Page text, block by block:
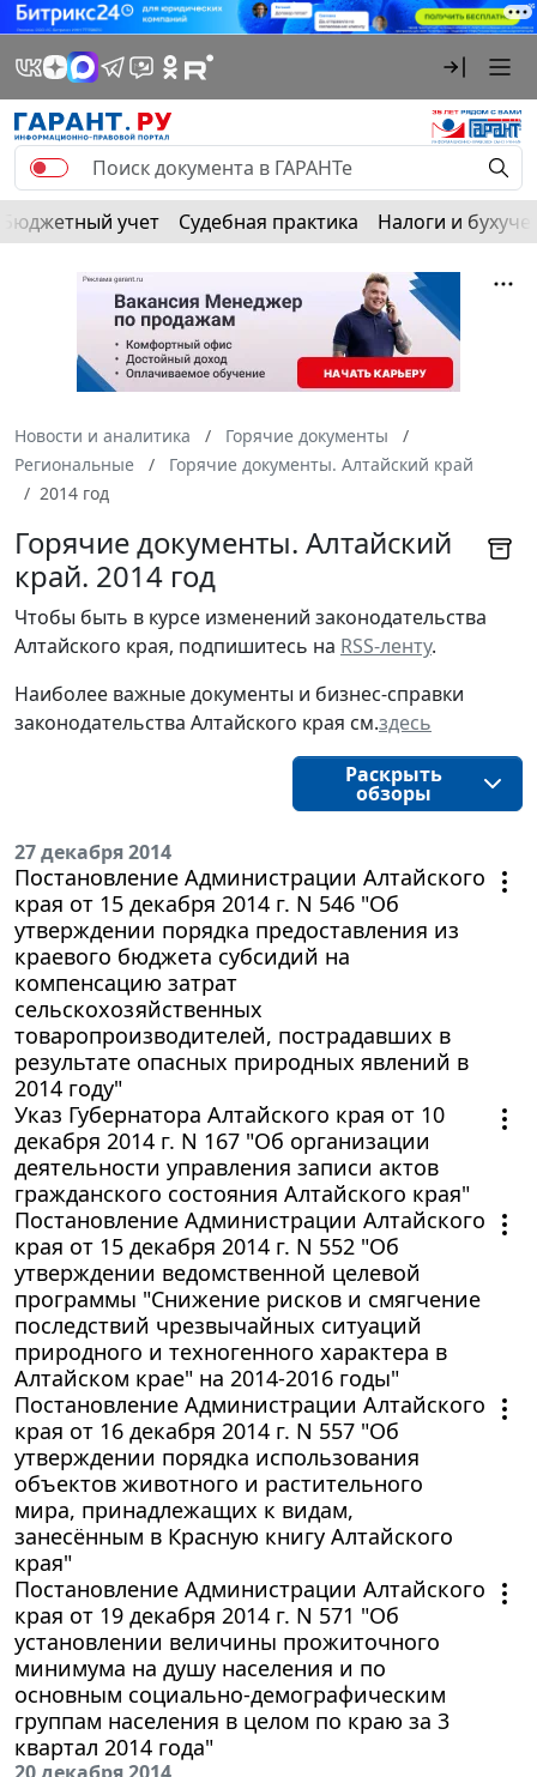
Бюджетный учет Судебная практика Налоги и
Новости и аналитика
Горячие документы
Региональные
Горячие документы. Алтайский край
2014 год
Горячие документы. Алтайский
край. 2014 год
Чтобы быть в курсе изменений законодательства
Алтайского края, подпишитесь на RSS-ленту.
Наиболее важные документы и бизнес-справки
законодательства Алтайского края см.здесь
Раскрыть
обзоры
27 декабря 2014
Постановление Администрации Алтайского
края от 15 декабря 2014 г. N 546 "Об
утверждении порядка предоставления из
краевого бюджета субсидий на
компенсацию затрат
сельскохозяйственных
товаропроизводителей, пострадавших в
результате опасных природных явлений в
2014 году"
Указ Губернатора Алтайского края от 10
декабря 2014 г. N 167 "Об организации
деятельности управления записи актов
гражданского состояния Алтайского края"
Постановление Администрации Алтайского
края от 15 декабря 2014 г. N 552 "Об
утверждении ведомственной целевой
программы "Снижение рисков и смягчение
последствий чрезвычайных ситуаций
природного и техногенного характера в
Алтайском крае" на 2014-2016 годы"
Постановление Администрации Алтайского
края от 16 декабря 2014 г. N 557 "Об
утверждении порядка использования
объектов животного и растительного
мира, принадлежащих к видам,
занесённым в Красную книгу Алтайского
края"
Постановление Администрации Алтайского
края от 19 декабря 2014 г. N 571 "Об
установлении величины прожиточного
минимума на душу населения и по
основным социально-демографическим
группам населения в целом по краю за 3
квартал 2014 года"